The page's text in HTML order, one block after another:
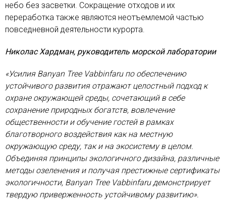
небо без засветки. Сокращение отходов и их
переработка также являются неотъемлемой частью
повседневной деятельности курорта.
Николас Хардман, руководитель морской лаборатории
«Усилия Banyan Tree Vabbinfaru по обеспечению
устойчивого развития отражают целостный подход к
охране окружающей среды, сочетающий в себе
сохранение природных богатств, вовлечение
общественности и обучение гостей в рамках
благотворного воздействия как на местную
окружающую среду, так и на экосистему в целом.
Объединяя принципы экологичного дизайна, различные
методы озеленения и получая престижные сертификаты
экологичности, Banyan Tree Vabbinfaru демонстрирует
твердую приверженность устойчивому развитию».